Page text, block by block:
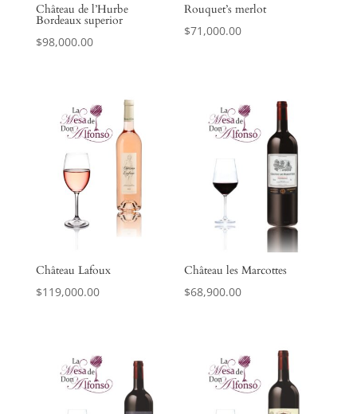
Château de l’Hurbe
Bordeaux superior
$98,000.00
Rouquet’s merlot
$71,000.00
Château Lafoux
$119,000.00
Château les Marcottes
$68,900.00